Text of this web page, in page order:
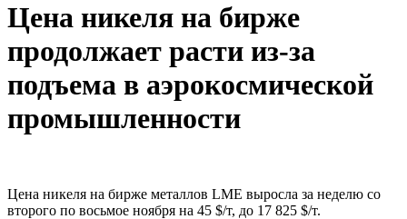
Цена никеля на бирже
продолжает расти из-за
подъема в аэрокосмической
промышленности
Цена никеля на бирже металлов LME выросла за неделю со
второго по восьмое ноября на 45 $/т, до 17 825 $/т.